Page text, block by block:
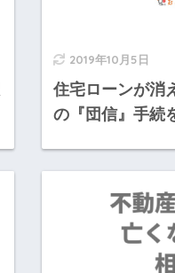
2019年10月5日
住宅ローンが消
の『団信』手続